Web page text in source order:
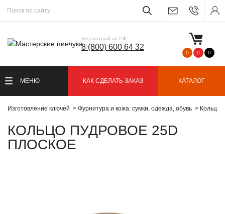
бесплатный по РФ
8 (800) 600 64 32
0 0 0
МЕНЮ КАК СДЕЛАТЬ ЗАКАЗ КАТАЛОГ
Изготовление ключей Фурнитура и кожа: сумки, одежда, обувь Кольца
КОЛЬЦО ПУДРОВОЕ 25D
ПЛОСКОЕ